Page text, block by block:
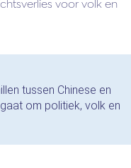
voor volk en
tussen Chinese en
om politiek, volk en